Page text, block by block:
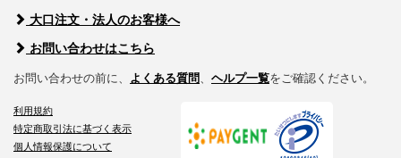
大口注文・法人のお客様へ
お問い合わせはこちら
お問い合わせの前に、 よくある質問、 ヘルプ一覧をご確認ください。
利用規約
特定商取引法に基づく表示
個人情報保護について